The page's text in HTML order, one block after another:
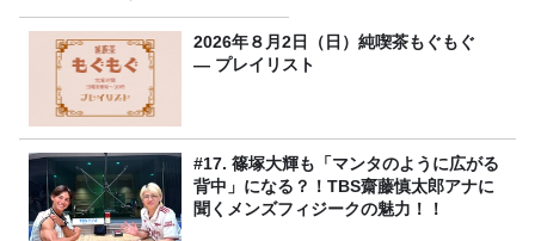
2026年８月2日（日）純喫茶もぐもぐ
― プレイリスト
#17. 篠塚大輝も「マンタのように広がる
背中」になる？！TBS齋藤慎太郎アナに
聞くメンズフィジークの魅力！！